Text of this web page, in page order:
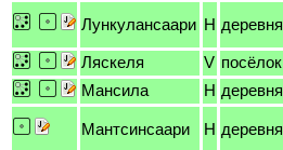
Лункулансаари H деревня
Ляскеля
V посёлок
Мансила
H деревня
Мантсинсаари H деревня